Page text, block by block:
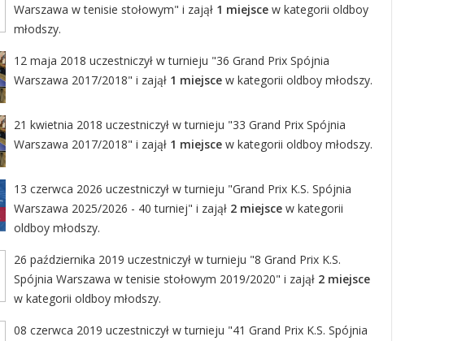
Warszawa w tenisie stołowym" i zajął 1 miejsce w kategorii oldboy
młodszy.
12 maja 2018 uczestniczył w turnieju "36 Grand Prix Spójnia
Warszawa 2017/2018" i zajął 1 miejsce w kategorii oldboy młodszy.
21 kwietnia 2018 uczestniczył w turnieju "33 Grand Prix Spójnia
Warszawa 2017/2018" i zajął 1 miejsce w kategorii oldboy młodszy.
13 czerwca 2026 uczestniczył w turnieju "Grand Prix K.S. Spójnia
Warszawa 2025/2026 - 40 turniej" i zajął 2 miejsce w kategorii
oldboy młodszy.
26 października 2019 uczestniczył w turnieju "8 Grand Prix K.S.
Spójnia Warszawa w tenisie stołowym 2019/2020" i zajął 2 miejsce
w kategorii oldboy młodszy.
08 czerwca 2019 uczestniczył w turnieju "41 Grand Prix K.S. Spójnia